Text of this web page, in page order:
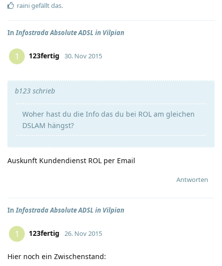
rainigefällt das.
InInfostrada Absolute ADSL in Vilpian
1 123fertig 30. Nov 2015
b123 schrieb
Woher hast du die Info das du bei ROL am gleichen
DSLAM hängst?
Auskunft Kundendienst ROL per Email
Antworten
InInfostrada Absolute ADSL in Vilpian
1 123fertig 26. Nov 2015
Hier noch ein Zwischenstand: